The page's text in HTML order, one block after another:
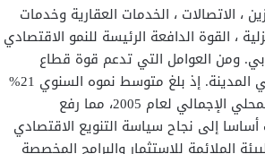
، الاتصالات ، الخدمات العقارية وخدمات
، القوة الدافعة الرئيسة للنمو الاقتصادي
في دبي. ومن العوامل التي تدعم قوة قطاع
الخدمات تلك المحاولة لتحسين البيئة التحتية للتجارة الإلكترونية في المدينة. إذ بلغ متوسط نموه السنوي 21%
منذ عام 2000 بقيمة (6و27 مليار دولار ) أو نحو (74% ) من الناتج المحلي الإجمالي لعام 2005، مما رفع
النفطية إلى ( 95% ) .ويرجع ذلك أساسا إلى نجاح سياسة التنويع الاقتصادي
الملائمة للاستثمار والبرامج المخصصة